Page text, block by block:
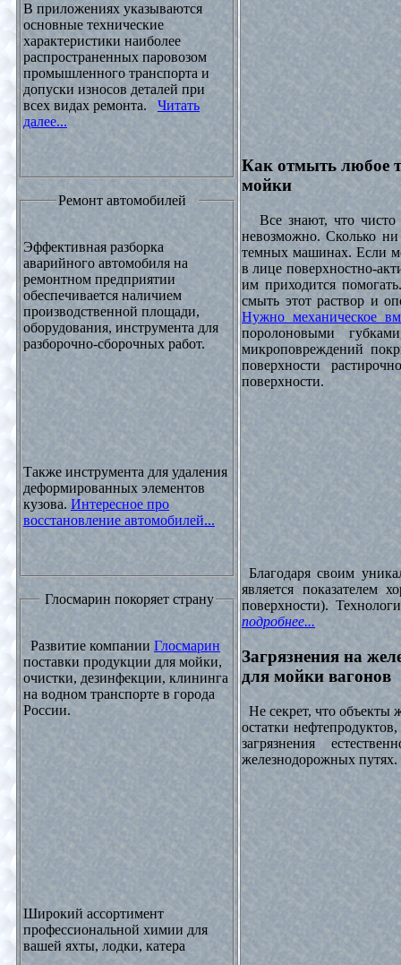
В приложениях указываются
основные технические
характеристики наиболее
распространенных паровозом
промышленного транспорта и
допуски износов деталей при
всех видах ремонта. Читать
далее...
Ремонт автомобилей
Эффективная разборка
аварийного автомобиля на
ремонтном предприятии
обеспечивается наличием
производственной площади,
оборудования, инструмента для
разборочно-сборочных работ.
Также инструмента для удаления
деформированных элементов
кузова.Интересное про
восстановление автомобилей...
Глосмарин покоряет страну
Развитие компании Глосмарин
поставки продукции для мойки,
очистки, дезинфекции, клининга
на водном транспорте в города
России.
Широкий ассортимент
профессиональной химии для
вашей яхты, лодки, катера
Как отмыть любое
мойки
Все знают, что чисто
невозможно. Сколько
темных машинах. Если
в лице поверхностно-
им приходится
смыть этот раствор и
Нужно механическое
поролоновыми
микроповреждений
поверхности
поверхности.
Благодаря своим
является показателем
поверхности).
подробнее...
Загрязнения на
для мойки вагонов
Не секрет, что объекты
остатки нефтепродуктов,
загрязнения
железнодорожных путях.